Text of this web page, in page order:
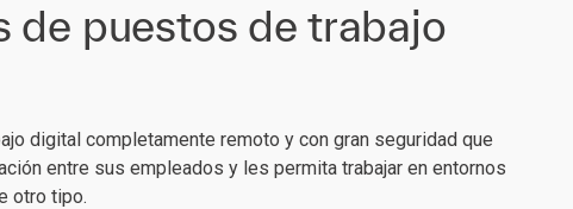
de puestos de trabajo
digital completamente remoto y con gran seguridad que
entre sus empleados y les permita trabajar en entornos
otro tipo.